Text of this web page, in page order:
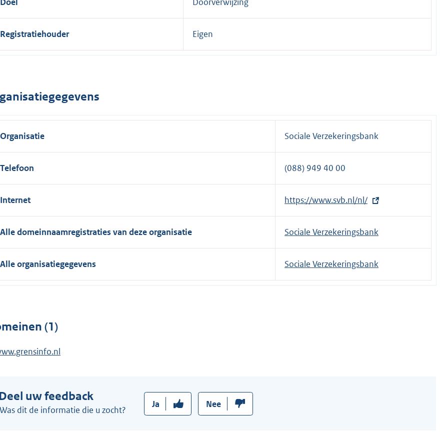
Registratiehouder Eigen
Organisatie Sociale Verzekeringsbank
Telefoon (088) 949 40 00
Internet
E
x
t
n
e
https://www.svb.nl/nl/
Alle domeinnaamregistraties van deze organisatie Sociale Verzekeringsbank
Alle organisatiegegevens Sociale Verzekeringsbank
(1)
uw feedback
Was dit de informatie die u zocht?
Ja Nee